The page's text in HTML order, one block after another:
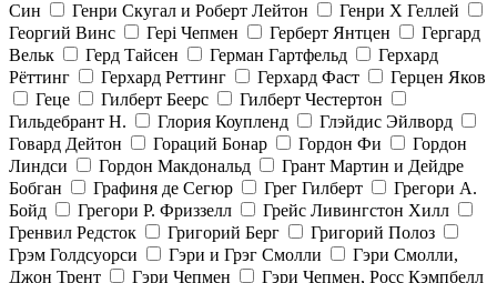
Син
Генри Скугал и Роберт Лейтон
Генри Х Геллей
Георгий Винс
Гері Чепмен Герберт Янтцен
Гергард
Вельк
Герд Тайсен Герман Гартфельд
Герхард
Рёттинг
Герхард Реттинг Герхард Фаст
Герцен Яков
Геце
Гилберт Беерс
Гилберт Честертон
Гильдебрант Н.
Глория Коупленд
Глэйдис Эйлворд
Говард Дейтон
Гораций Бонар Гордон Фи
Гордон
Линдси
Гордон Макдональд
Грант Мартин и Дейдре
Бобган
Графиня де Сегюр Грег Гилберт
Грегори А.
Бойд
Грегори Р. Фриззелл
Грейс Ливингстон Хилл
Гренвил Редсток
Григорий Берг
Григорий Полоз
Грэм Голдсуорси
Гэри и Грэг Смолли
Гэри Смолли,
Джон Трент
Гэри Чепмен
Гэри Чепмен, Росс Кэмпбелл